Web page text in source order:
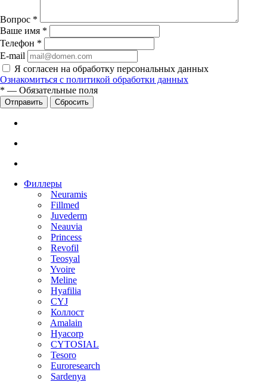
Вопрос *
Ваше имя *
Телефон *
E-mail
Я согласен на обработку персональных данных
Ознакомиться с политикой обработки данных
* — Обязательные поля
Сбросить
Филлеры
Neuramis
Fillmed
Juvederm
Neauvia
Princess
Revofil
Teosyal
Yvoire
Meline
Hyafilia
CYJ
Коллост
Amalain
Hyacorp
CYTOSIAL
Tesoro
Euroresearch
Sardenya